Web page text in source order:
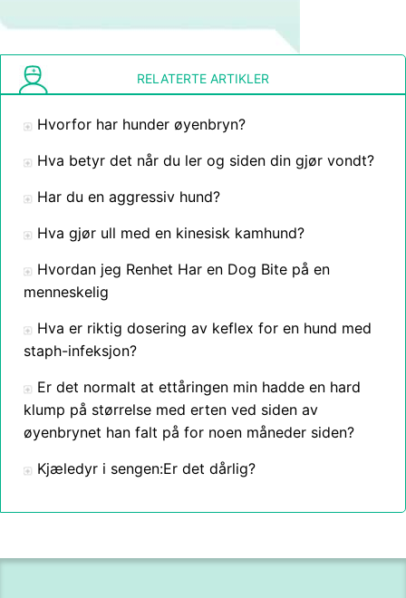
RELATERTE ARTIKLER
Hvorfor har hunder øyenbryn?
Hva betyr det når du ler og siden din gjør vondt?
Har du en aggressiv hund?
Hva gjør ull med en kinesisk kamhund?
Hvordan jeg Renhet Har en Dog Bite på en
menneskelig
Hva er riktig dosering av keflex for en hund med
staph-infeksjon?
Er det normalt at ettåringen min hadde en hard
klump på størrelse med erten ved siden av
øyenbrynet han falt på for noen måneder siden?
Kjæledyr i sengen:Er det dårlig?